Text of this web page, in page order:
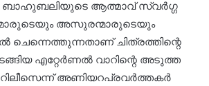
ബാഹുബലിയുടെ ആത്മാവ് സ്വർഗ്ഗ
അസുരന്മാരുടെയും
ചെന്നെത്തുന്നതാണ് ചിത്രത്തിന്റെ
എറ്റേർണൽ വാറിന്റെ അടുത്ത
അണിയറപ്രവർത്തകർ